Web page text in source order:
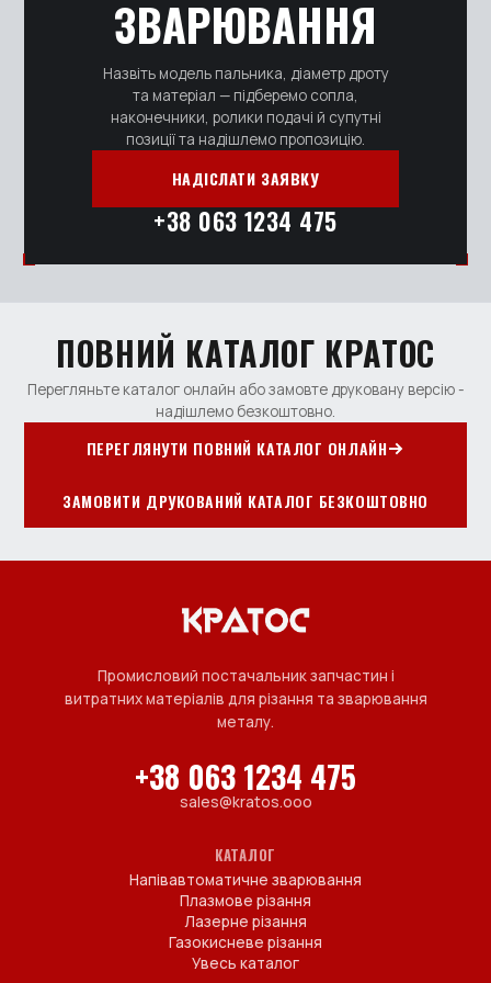
ЗВАРЮВАННЯ
Назвіть модель пальника, діаметр дроту
та матеріал — підберемо сопла,
наконечники, ролики подачі й супутні
позиції та надішлемо пропозицію.
НАДІСЛАТИ ЗАЯВКУ
+38 063 1234 475
ПОВНИЙ КАТАЛОГ КРАТОС
Перегляньте каталог онлайн або замовте друковану версію -
надішлемо безкоштовно.
ПЕРЕГЛЯНУТИ ПОВНИЙ КАТАЛОГ ОНЛАЙН
ЗАМОВИТИ ДРУКОВАНИЙ КАТАЛОГ БЕЗКОШТОВНО
Промисловий постачальник запчастин і
витратних матеріалів для різання та зварювання
металу.
+38 063 1234 475
sales@kratos.ooo
КАТАЛОГ
Напівавтоматичне зварювання
Плазмове різання
Лазерне різання
Газокисневе різання
Увесь каталог